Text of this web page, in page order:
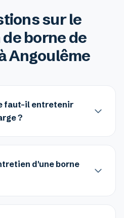
sur le
borne de
Angoulême
faut-il entretenir
?
d'une borne